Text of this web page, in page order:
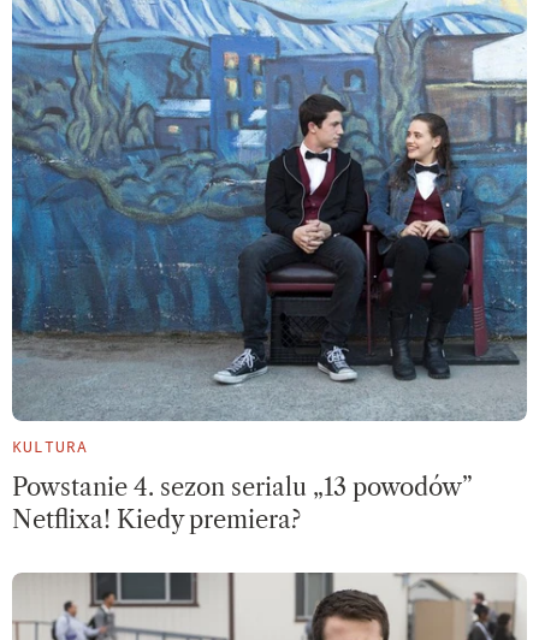
KULTURA
Powstanie 4. sezon serialu „13 powodów”
Netflixa! Kiedy premiera?